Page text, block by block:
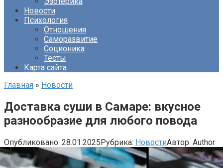
Новости
Психология
Отношения
Саморазвитие
Соционика
Тесты
Карта сайта
Главная » Новости
Доставка суши в Самаре: вкусное
разнообразие для любого повода
Опубликовано: 28.01.2025Рубрика: НовостиАвтор: Author